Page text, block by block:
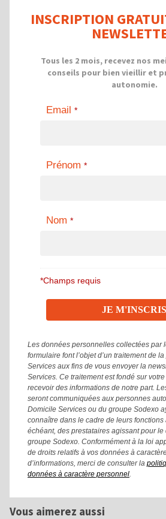
INSCRIPTION
Tous les 2 mois, recevez nos
conseils pour bien vieillir et
autonomie.
Email *
Prénom *
Nom *
*Champs requis
Les données personnelles collectées par
formulaire font l’objet d’un traitement de
Services aux fins de vous envoyer la
Services. Ce traitement est fondé sur
recevoir des informations de notre part.
seront communiquées aux personnes
Domicile Services ou du groupe Sodexo
connaître dans le cadre de leurs fonctions
échéant, des prestataires agissant pour le
groupe Sodexo. Conformément à la loi
de droits relatifs à vos données à
d’informations, merci de consulter la
données à caractère personnel
Vous aimerez aussi